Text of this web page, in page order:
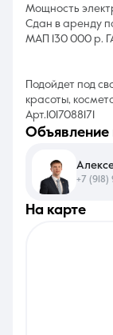
Мощность
Сдан в аренду
МАП 130 000 р.
Подойдет под
красоты,
Арт.1017088171
на карте
+7 (918)